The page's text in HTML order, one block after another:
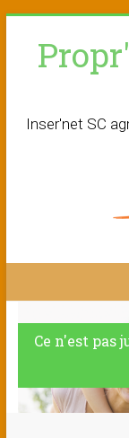
content
Inser'net SC
Ce n'est pas